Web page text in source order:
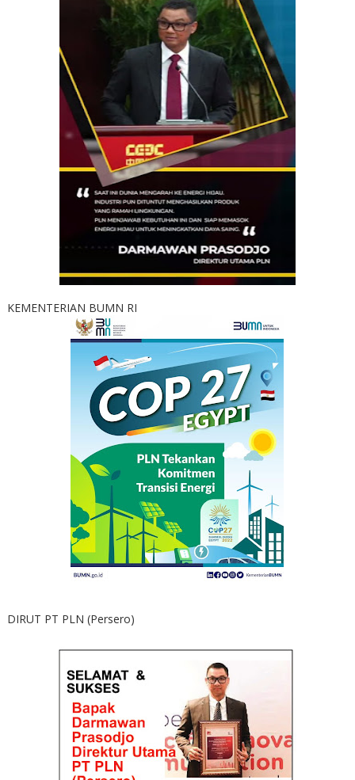
KEMENTERIAN BUMN RI
DIRUT PT PLN (Persero)